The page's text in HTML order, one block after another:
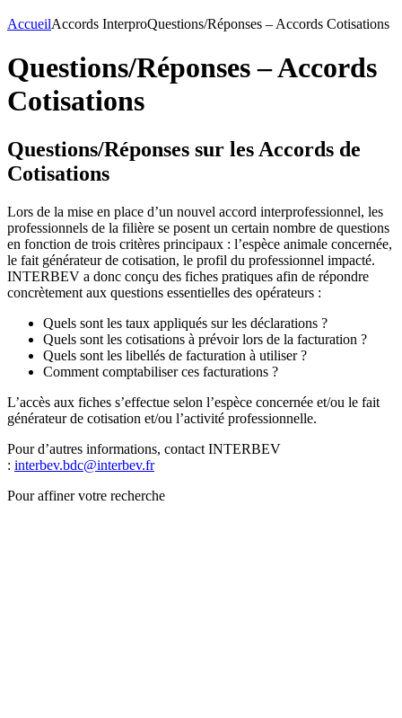
AccueilAccords InterproQuestions/Réponses – Accords Cotisations
Questions/Réponses – Accords
Cotisations
Questions/Réponses sur les Accords de
Cotisations
Lors de la mise en place d’un nouvel accord interprofessionnel, les
professionnels de la filière se posent un certain nombre de questions
en fonction de trois critères principaux : l’espèce animale concernée,
le fait générateur de cotisation, le profil du professionnel impacté.
INTERBEV a donc conçu des fiches pratiques afin de répondre
concrètement aux questions essentielles des opérateurs :
Quels sont les taux appliqués sur les déclarations ?
Quels sont les cotisations à prévoir lors de la facturation ?
Quels sont les libellés de facturation à utiliser ?
Comment comptabiliser ces facturations ?
L’accès aux fiches s’effectue selon l’espèce concernée et/ou le fait
générateur de cotisation et/ou l’activité professionnelle.
Pour d’autres informations, contact INTERBEV
: interbev.bdc@interbev.fr
Pour affiner votre recherche